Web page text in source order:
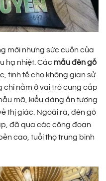
mới nhưng sức cuốn của
hạ nhiệt. Các mẫu đèn gỗ
tinh tế cho không gian sử
chỉ nằm ở vai trò cung cấp
mã, kiểu dáng ấn tượng
thị giác. Ngoài ra, đèn gỗ
đã qua các công đoạn
cao, tuổi thọ trung bình